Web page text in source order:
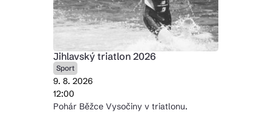
Jihlavský triatlon 2026
Sport
9. 8. 2026
12:00
Pohár Běžce Vysočiny v triatlonu.